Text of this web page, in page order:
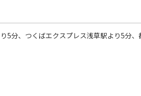
5分、つくばエクスプレス浅草駅より5分、